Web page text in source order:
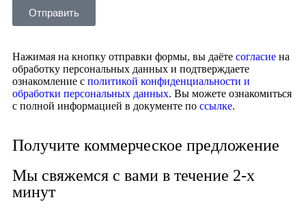
Отправить
Нажимая на кнопку отправки формы, вы даёте согласие на
обработку персональных данных и подтверждаете
ознакомление с политикой конфиденциальности и
обработки персональных данных. Вы можете ознакомиться
с полной информацией в документе по ссылке.
Получите коммерческое предложение
Мы свяжемся с вами в течение 2-х
минут